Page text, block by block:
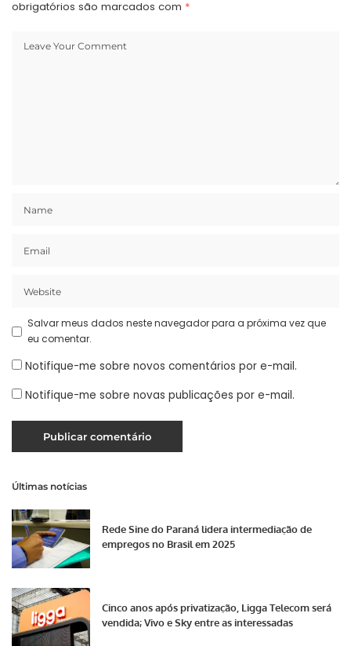
obrigatórios são marcados com *
Salvar meus dados neste navegador para a próxima vez que
eu comentar.
Notifique-me sobre novos comentários por e-mail.
Notifique-me sobre novas publicações por e-mail.
Últimas notícias
Rede Sine do Paraná lidera intermediação de
empregos no Brasil em 2025
Cinco anos após privatização, Ligga Telecom será
vendida; Vivo e Sky entre as interessadas